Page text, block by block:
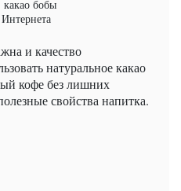
бобы
и качество
натуральное какао
кофе без лишних
свойства напитка.